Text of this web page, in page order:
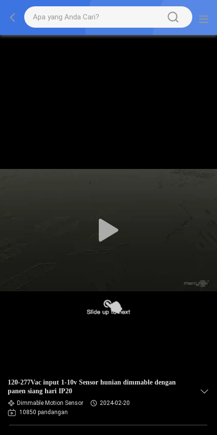
120-277Vac input 1-10v Sensor hunian dimmable dengan
panen siang hari IP20
Dimmable Motion Sensor
2024-02-20
10850 pandangan